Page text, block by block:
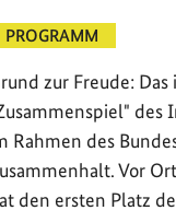
PROGRAMM
zur Freude:
des
Rahmen des
Vor
den ersten Platz